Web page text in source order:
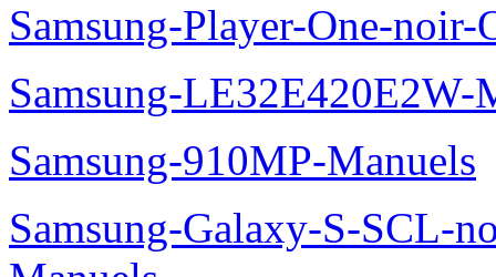
Samsung-Player-One-
Samsung-LE32E420E2W-
Samsung-910MP-Manuels
Samsung-Galaxy-S-SCL-